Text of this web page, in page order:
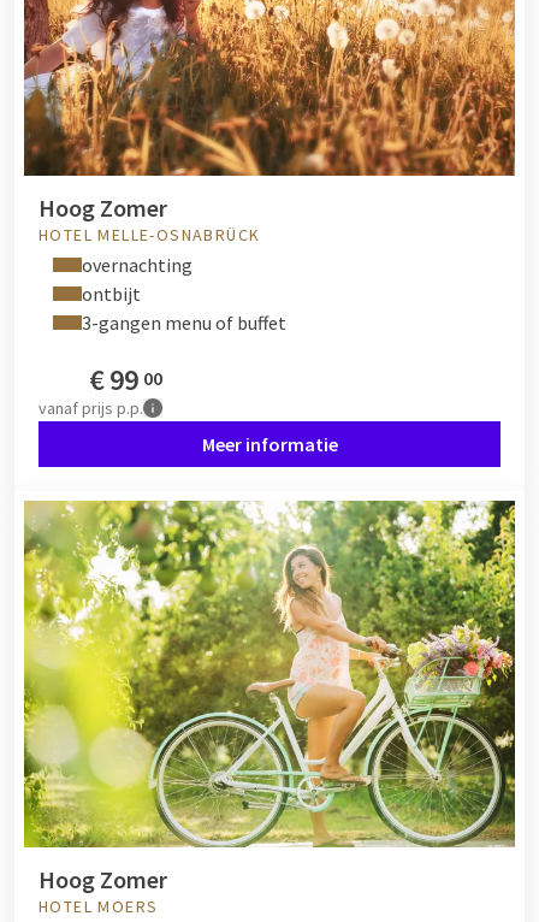
Hoog Zomer
HOTEL MELLE-OSNABRÜCK
overnachting
ontbijt
3-gangen menu of buffet
€99 00
vanafprijs p.p.
Meer informatie
Hoog Zomer
HOTEL MOERS